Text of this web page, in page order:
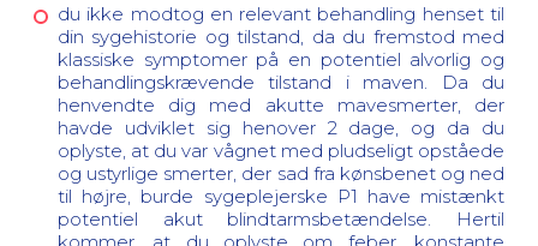
du ikke modtog en relevant behandling henset til
din sygehistorie og tilstand, da du fremstod med
klassiske symptomer på en potentiel alvorlig og
behandlingskrævende tilstand i maven. Da du
henvendte dig med akutte mavesmerter, der
havde udviklet sig henover 2 dage, og da du
oplyste, at du var vågnet med pludseligt opståede
og ustyrlige smerter, der sad fra kønsbenet og ned
til højre, burde sygeplejerske P1 have mistænkt
potentiel akut blindtarmsbetændelse. Hertil
kommer, at du oplyste om feber, konstante